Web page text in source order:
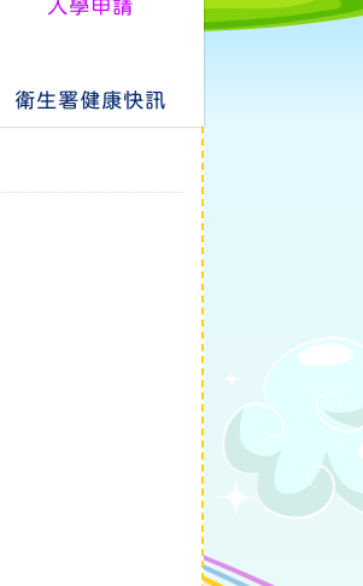
入學申請
衛生署健康快訊